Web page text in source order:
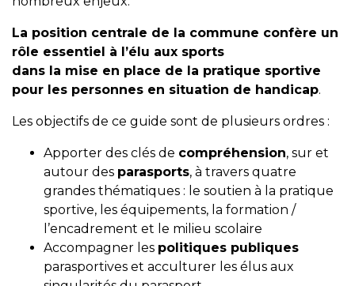
La position centrale de la commune confère un
rôle essentiel à l’élu aux sports
dans la mise en place de la pratique sportive
pour les personnes en situation de handicap.
Les objectifs de ce guide sont de plusieurs ordres :
Apporter des clés de compréhension, sur et
autour des parasports, à travers quatre
grandes thématiques : le soutien à la pratique
sportive, les équipements, la formation /
l’encadrement et le milieu scolaire
Accompagner les politiques publiques
parasportives et acculturer les élus aux